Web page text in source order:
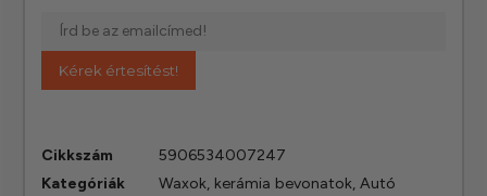
Kérek értesítést!
Cikkszám
5906534007247
Kategóriák
Waxok, kerámia bevonatok,Autó